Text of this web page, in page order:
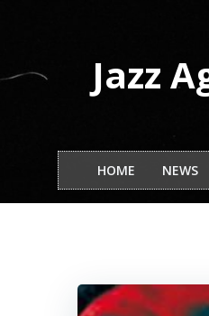
Jazz
HOME NEWS